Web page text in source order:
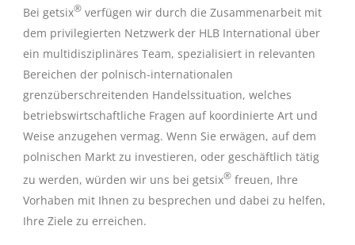
Bei getsix® verfügen wir durch die Zusammenarbeit mit
dem privilegierten Netzwerk der HLB International über
ein multidisziplinäres Team, spezialisiert in relevanten
Bereichen der polnisch-internationalen
grenzüberschreitenden Handelssituation, welches
betriebswirtschaftliche Fragen auf koordinierte Art und
Weise anzugehen vermag. Wenn Sie erwägen, auf dem
polnischen Markt zu investieren, oder geschäftlich tätig
zu werden, würden wir uns bei getsix® freuen, Ihre
Vorhaben mit Ihnen zu besprechen und dabei zu helfen,
Ihre Ziele zu erreichen.